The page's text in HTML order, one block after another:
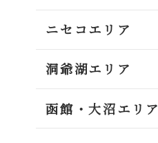
ニセコエリア
洞爺湖エリア
函館・大沼エリア